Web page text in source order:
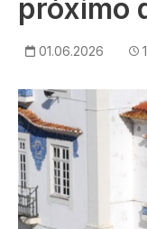
próximo
01.06.2026
Imagem